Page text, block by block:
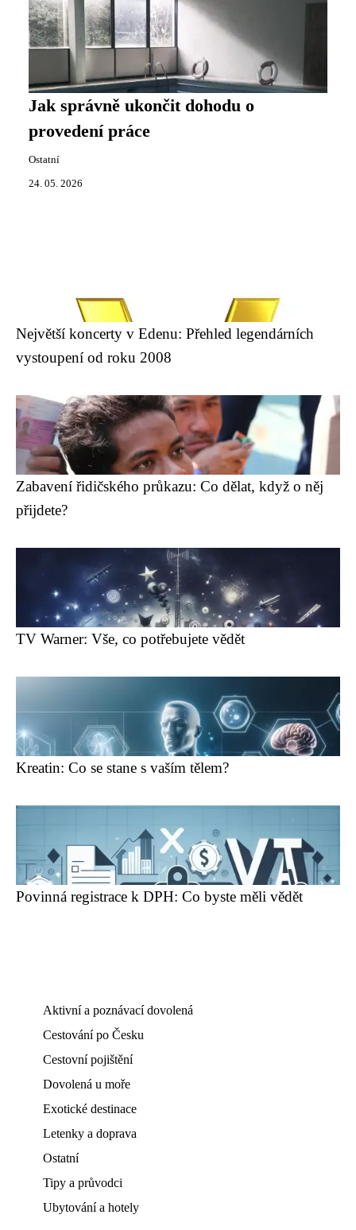
Jak správně ukončit dohodu o
provedení práce
Ostatní
24. 05. 2026
Největší koncerty v Edenu: Přehled legendárních
vystoupení od roku 2008
Zabavení řidičského průkazu: Co dělat, když o něj
přijdete?
TV Warner: Vše, co potřebujete vědět
Kreatin: Co se stane s vaším tělem?
Povinná registrace k DPH: Co byste měli vědět
Aktivní a poznávací dovolená
Cestování po Česku
Cestovní pojištění
Dovolená u moře
Exotické destinace
Letenky a doprava
Ostatní
Tipy a průvodci
Ubytování a hotely